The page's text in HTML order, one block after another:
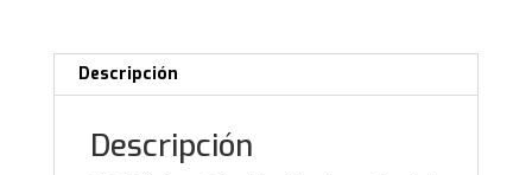
Descripción
Descripción